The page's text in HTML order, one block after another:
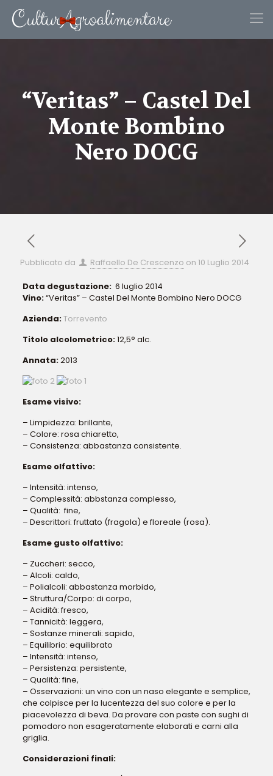
“Veritas” – Castel Del
Monte Bombino
Nero DOCG
Pubblicato da Raffaello De Crescenzo on 10 Luglio 2014
Data degustazione: 6 luglio 2014
Vino:“Veritas” – Castel Del Monte Bombino Nero DOCG
Azienda:Torrevento
Titolo alcolometrico:12,5° alc.
Annata:2013
Esame visivo:
– Limpidezza: brillante,
– Colore: rosa chiaretto,
– Consistenza: abbastanza consistente.
Esame olfattivo:
– Intensità: intenso,
– Complessità: abbstanza complesso,
– Qualità: fine,
– Descrittori: fruttato (fragola) e floreale (rosa).
Esame gusto olfattivo:
– Zuccheri: secco,
– Alcoli: caldo,
– Polialcoli: abbastanza morbido,
– Struttura/Corpo: di corpo,
– Acidità: fresco,
– Tannicità: leggera,
– Sostanze minerali: sapido,
– Equilibrio: equilibrato
– Intensità: intenso,
– Persistenza: persistente,
– Qualità: fine,
– Osservazioni: un vino con un naso elegante e semplice,
che colpisce per la lucentezza del suo colore e per la
piacevolezza di beva. Da provare con paste con sughi di
pomodoro non esageratamente elaborati e carni alla
griglia.
Considerazioni finali: